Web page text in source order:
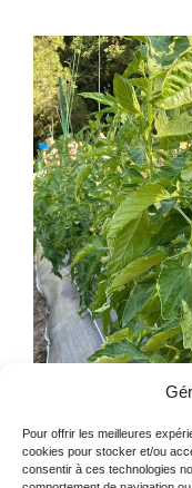
Pour offrir les meilleures
cookies pour stocker et/ou
consentir à ces technologies